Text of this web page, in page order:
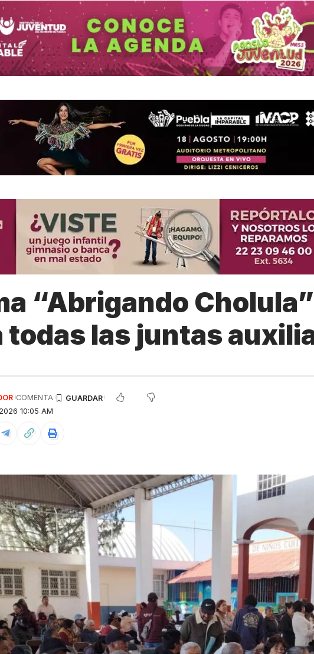
“Abrigando
todas las juntas
10:05 AM
COMENTA